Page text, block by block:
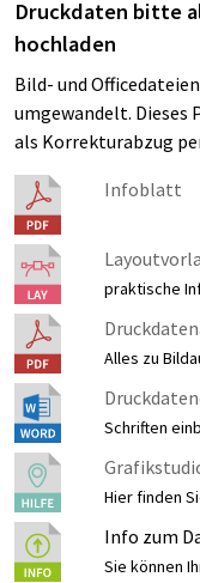
Druckdaten bitte
hochladen
Bild- und
umgewandelt. Dieses
als Korrekturabzug
Infoblatt
praktische
Alles zu
Schriften
Hier finden
Info zum
Sie können